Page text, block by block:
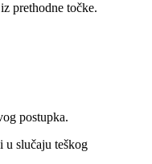
prethodne točke.
postupka.
u slučaju teškog